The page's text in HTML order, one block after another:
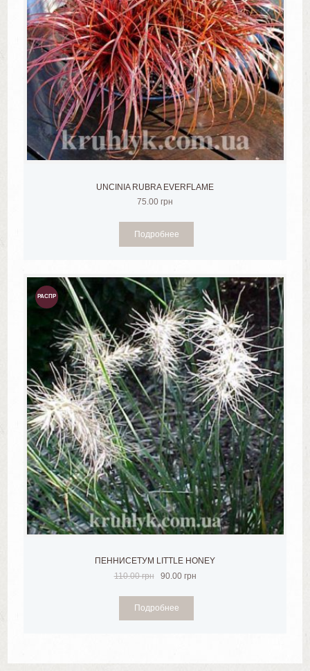
UNCINIA RUBRA EVERFLAME
75.00 грн
Подробнее
РАСПР
ПЕННИСЕТУМ LITTLE HONEY
110.00грн 90.00 грн
Подробнее